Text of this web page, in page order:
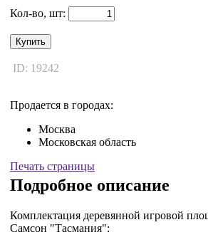
Кол-во, шт:
Купить
ID: 19242
Продается в городах:
Москва
Московская область
Печать страницы
Подробное описание
Комплектация деревянной игровой
Самсон "Тасмания":